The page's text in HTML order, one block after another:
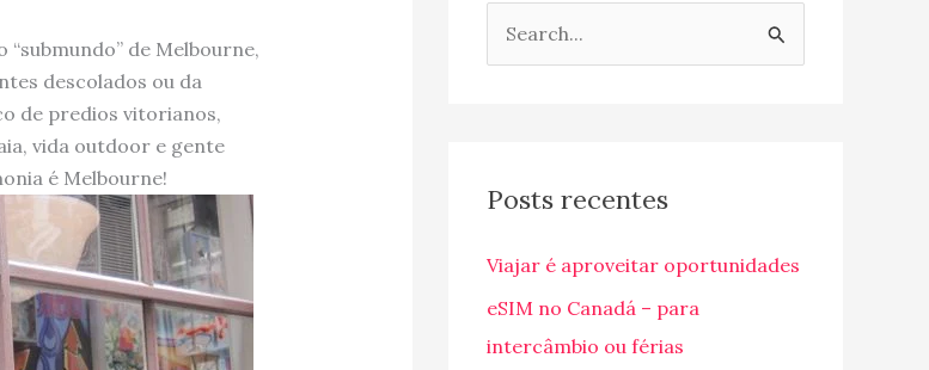
“submundo” de Melbourne,
descolados ou da
de predios vitorianos,
vida outdoor e gente
é Melbourne!
u
s
a
r
Posts recentes
Viajar é aproveitar oportunidades
eSIM no Canadá – para
intercâmbio ou férias